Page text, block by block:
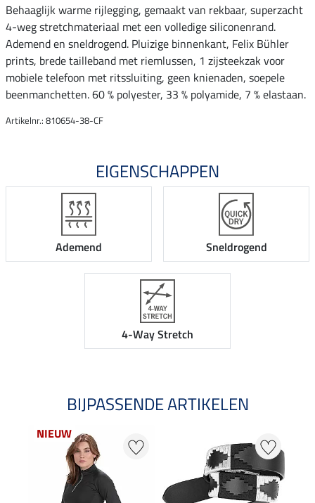
Behaaglijk warme rijlegging, gemaakt van rekbaar, superzacht
4-weg stretchmateriaal met een volledige siliconenrand.
Ademend en sneldrogend. Pluizige binnenkant, Felix Bühler
prints, brede tailleband met riemlussen, 1 zijsteekzak voor
mobiele telefoon met ritssluiting, geen knienaden, soepele
beenmanchetten. 60 % polyester, 33 % polyamide, 7 % elastaan.
Artikelnr.: 810654-38-CF
EIGENSCHAPPEN
Ademend Sneldrogend
4-Way Stretch
BIJPASSENDE ARTIKELEN
NIEUW